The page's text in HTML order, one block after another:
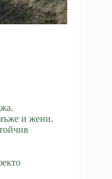
и жени.